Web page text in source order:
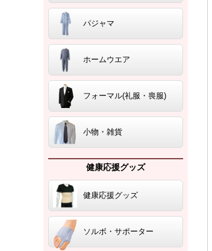
パジャマ
ホームウエア
フォーマル(礼服・喪服)
小物・雑貨
健康応援グッズ
健康応援グッズ
ソルボ・サポーター